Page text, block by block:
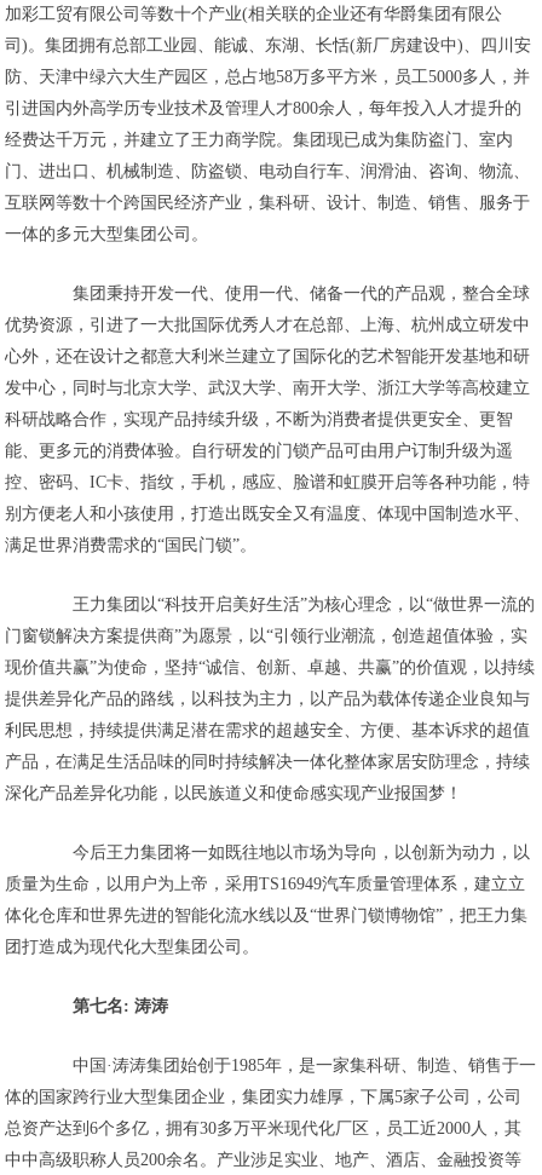
加彩工贸有限公司等数十个产业(相关联的企业还有华爵集团有限公
司)。集团拥有总部工业园、能诚、东湖、长恬(新厂房建设中)、四川安
防、天津中绿六大生产园区，总占地58万多平方米，员工5000多人，并
引进国内外高学历专业技术及管理人才800余人，每年投入人才提升的
经费达千万元，并建立了王力商学院。集团现已成为集防盗门、室内
门、进出口、机械制造、防盗锁、电动自行车、润滑油、咨询、物流、
互联网等数十个跨国民经济产业，集科研、设计、制造、销售、服务于
一体的多元大型集团公司。
集团秉持开发一代、使用一代、储备一代的产品观，整合全球
优势资源，引进了一大批国际优秀人才在总部、上海、杭州成立研发中
心外，还在设计之都意大利米兰建立了国际化的艺术智能开发基地和研
发中心，同时与北京大学、武汉大学、南开大学、浙江大学等高校建立
科研战略合作，实现产品持续升级，不断为消费者提供更安全、更智
能、更多元的消费体验。自行研发的门锁产品可由用户订制升级为遥
控、密码、IC卡、指纹，手机，感应、脸谱和虹膜开启等各种功能，特
别方便老人和小孩使用，打造出既安全又有温度、体现中国制造水平、
满足世界消费需求的“国民门锁”。
王力集团以“科技开启美好生活”为核心理念，以“做世界一流的
门窗锁解决方案提供商”为愿景，以“引领行业潮流，创造超值体验，实
现价值共赢”为使命，坚持“诚信、创新、卓越、共赢”的价值观，以持续
提供差异化产品的路线，以科技为主力，以产品为载体传递企业良知与
利民思想，持续提供满足潜在需求的超越安全、方便、基本诉求的超值
产品，在满足生活品味的同时持续解决一体化整体家居安防理念，持续
深化产品差异化功能，以民族道义和使命感实现产业报国梦！
今后王力集团将一如既往地以市场为导向，以创新为动力，以
质量为生命，以用户为上帝，采用TS16949汽车质量管理体系，建立立
体化仓库和世界先进的智能化流水线以及“世界门锁博物馆”，把王力集
团打造成为现代化大型集团公司。
第七名: 涛涛
中国·涛涛集团始创于1985年，是一家集科研、制造、销售于一
体的国家跨行业大型集团企业，集团实力雄厚，下属5家子公司，公司
总资产达到6个多亿，拥有30多万平米现代化厂区，员工近2000人，其
中中高级职称人员200余名。产业涉足实业、地产、酒店、金融投资等